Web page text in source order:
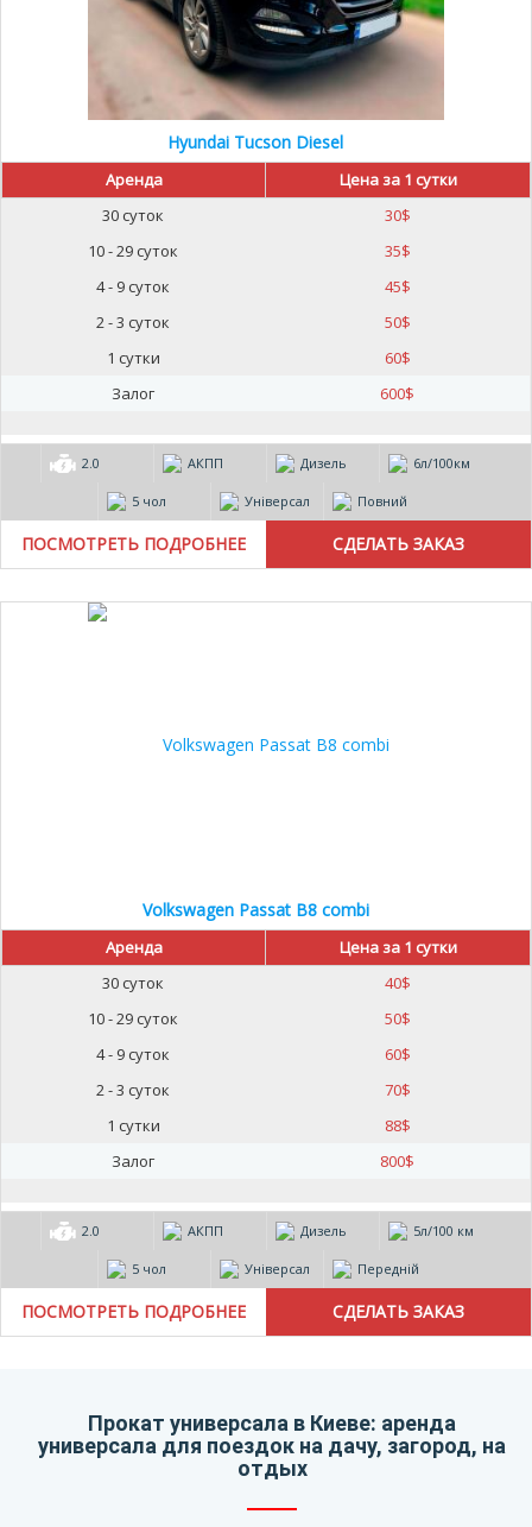
Hyundai Tucson Diesel
Аренда
Цена за 1 сутки
30 суток
30$
10 - 29 суток
35$
4 - 9 суток
45$
2 - 3 суток
50$
1 сутки
60$
Залог
600$
2.0 АКПП Дизель 6л/100км
5 чол Універсал Повний
ПОСМОТРЕТЬ ПОДРОБНЕЕ
Volkswagen Passat B8 combi
Аренда
Цена за 1 сутки
30 суток
40$
10 - 29 суток
50$
4 - 9 суток
60$
2 - 3 суток
70$
1 сутки
88$
Залог
800$
2.0 АКПП Дизель 5л/100 км
5 чол Універсал Передній
ПОСМОТРЕТЬ ПОДРОБНЕЕ
Прокат универсала в Киеве: аренда
универсала для поездок на дачу, загород, на
отдых